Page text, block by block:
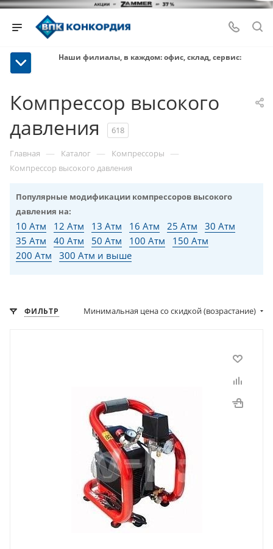
Наши филиалы, в каждом: офис, склад, сервис:
Компрессор высокого
давления
618
Главная — Каталог — Компрессоры —
Компрессор высокого давления
Популярные модификации компрессоров высокого
давления на:
10 Атм 12 Атм 13 Атм 16 Атм 25 Атм
30 Атм
35 Атм
40 Атм 50 Атм 100 Атм
150 Атм
200 Атм
300 Атм и выше
ФИЛЬТР Минимальная цена со скидкой (возрастание)